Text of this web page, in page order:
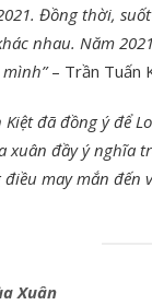
Đồng thời,
nhau. Năm
– Trần Tuấn
Kiệt đã đồng ý để
xuân đầy ý nghĩa
may mắn đến
Xuân